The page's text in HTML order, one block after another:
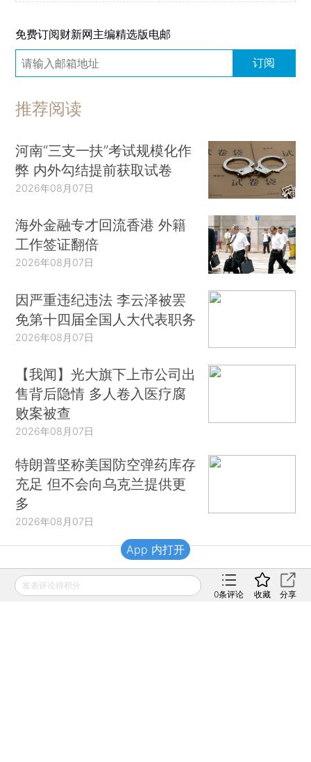
免费订阅财新网主编精选版电邮
订阅
推荐阅读
河南“三支一扶”考试规模化作
弊 内外勾结提前获取试卷
2026年08月07日
海外金融专才回流香港 外籍
工作签证翻倍
2026年08月07日
因严重违纪违法 李云泽被罢
免第十四届全国人大代表职务
2026年08月07日
【我闻】光大旗下上市公司出
售背后隐情 多人卷入医疗腐
败案被查
2026年08月07日
特朗普坚称美国防空弹药库存
充足 但不会向乌克兰提供更
多
2026年08月07日
财新移动
发表评论得积分
0条评论 收藏 分享
App 内打开